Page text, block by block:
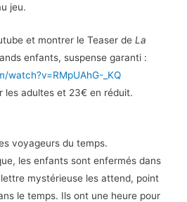
jeu.
et montrer le Teaser deLa
enfants, suspense garanti :
_KQ
les adultes et 23€ en réduit.
voyageurs du temps.
les enfants sont enfermés dans
mystérieuse les attend, point
le temps. Ils ont une heure pour